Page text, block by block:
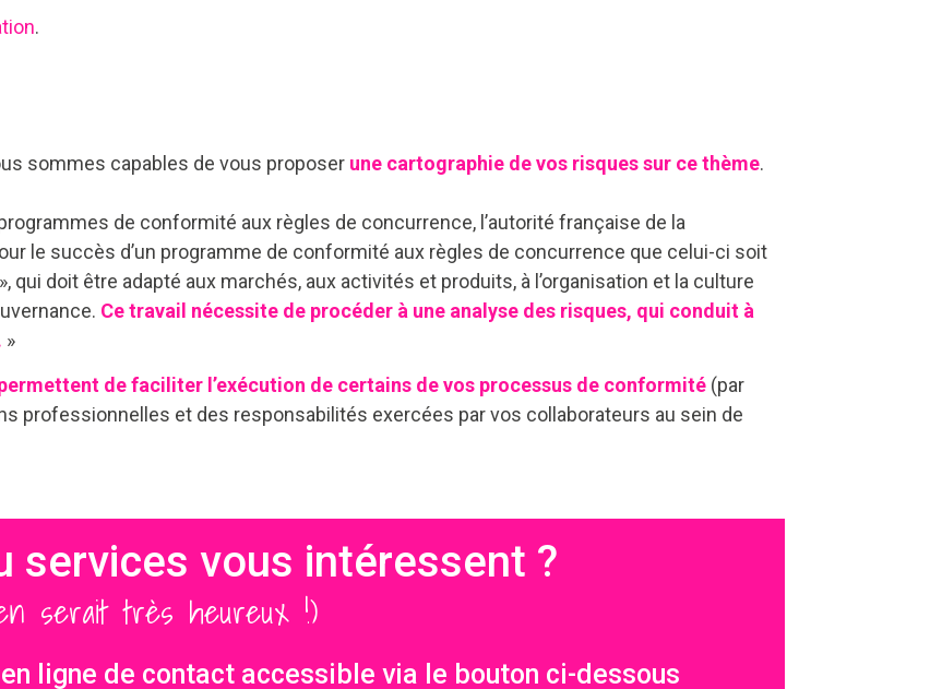
.
sommes capables de vous proposer une cartographie de vos risques sur ce thème.
de conformité aux règles de concurrence, l’autorité française de la
le succès d’un programme de conformité aux règles de concurrence que celui-ci soit
qui doit être adapté aux marchés, aux activités et produits, à l’organisation et la culture
Ce travail nécessite de procéder à une analyse des risques, qui conduit à
»
de faciliter l’exécution de certains de vos processus de conformité (par
professionnelles et des responsabilités exercées par vos collaborateurs au sein de
services vous intéressent ?
serait très heureux !)
ligne de contact accessible via le bouton ci-dessous